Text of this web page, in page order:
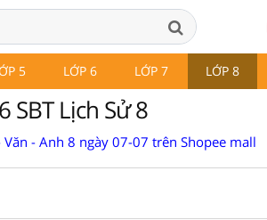
5 LỚP 6 LỚP 7 LỚP 8
SBT Lịch Sử 8
Văn - Anh 8 ngày 07-07 trên Shopee mall